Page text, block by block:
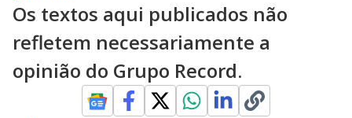
Os textos aqui publicados não
refletem necessariamente a
opinião do Grupo Record.